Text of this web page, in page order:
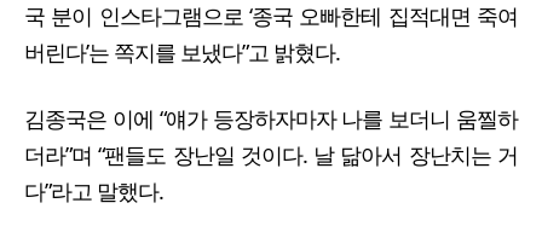
국 분이 인스타그램으로 ‘종국 오빠한테 집적대면 죽여
버린다’는 쪽지를 보냈다”고 밝혔다.
김종국은 이에 “얘가 등장하자마자 나를 보더니 움찔하
더라”며 “팬들도 장난일 것이다. 날 닮아서 장난치는 거
다”라고 말했다.